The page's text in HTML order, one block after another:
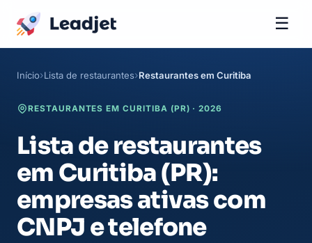
☰
Início Lista de restaurantes Restaurantes em Curitiba
RESTAURANTES EM CURITIBA (PR) · 2026
Lista de restaurantes
em Curitiba (PR):
empresas ativas com
CNPJ e telefone